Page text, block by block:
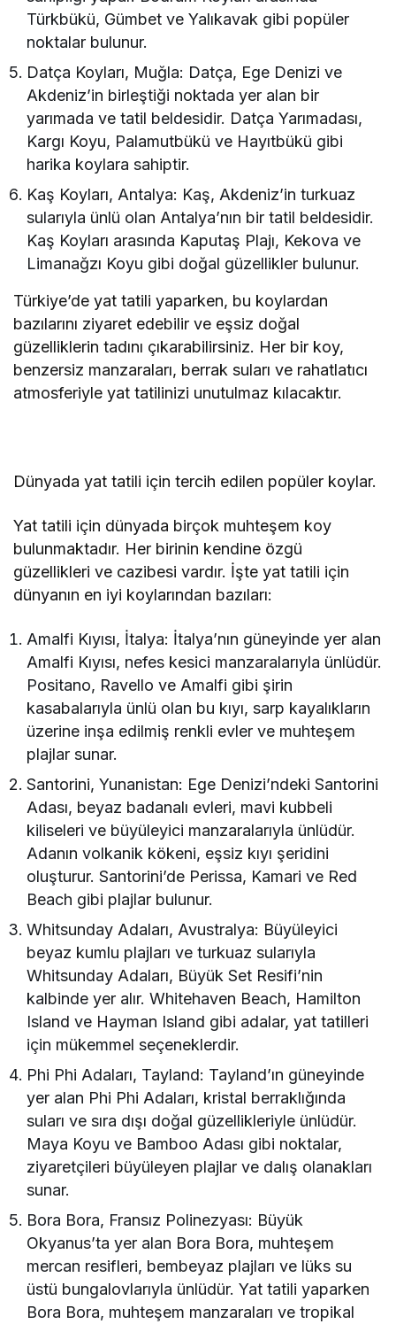
Türkbükü, Gümbet ve Yalıkavak gibi popüler
noktalar bulunur.
Datça Koyları, Muğla: Datça, Ege Denizi ve
Akdeniz’in birleştiği noktada yer alan bir
yarımada ve tatil beldesidir. Datça Yarımadası,
Kargı Koyu, Palamutbükü ve Hayıtbükü gibi
harika koylara sahiptir.
Kaş Koyları, Antalya: Kaş, Akdeniz’in turkuaz
sularıyla ünlü olan Antalya’nın bir tatil beldesidir.
Kaş Koyları arasında Kaputaş Plajı, Kekova ve
Limanağzı Koyu gibi doğal güzellikler bulunur.
Türkiye’de yat tatili yaparken, bu koylardan
bazılarını ziyaret edebilir ve eşsiz doğal
güzelliklerin tadını çıkarabilirsiniz. Her bir koy,
benzersiz manzaraları, berrak suları ve rahatlatıcı
atmosferiyle yat tatilinizi unutulmaz kılacaktır.
Dünyada yat tatili için tercih edilen popüler koylar.
Yat tatili için dünyada birçok muhteşem koy
bulunmaktadır. Her birinin kendine özgü
güzellikleri ve cazibesi vardır. İşte yat tatili için
dünyanın en iyi koylarından bazıları:
Amalfi Kıyısı, İtalya: İtalya’nın güneyinde yer alan
Amalfi Kıyısı, nefes kesici manzaralarıyla ünlüdür.
Positano, Ravello ve Amalfi gibi şirin
kasabalarıyla ünlü olan bu kıyı, sarp kayalıkların
üzerine inşa edilmiş renkli evler ve muhteşem
plajlar sunar.
Santorini, Yunanistan: Ege Denizi’ndeki Santorini
Adası, beyaz badanalı evleri, mavi kubbeli
kiliseleri ve büyüleyici manzaralarıyla ünlüdür.
Adanın volkanik kökeni, eşsiz kıyı şeridini
oluşturur. Santorini’de Perissa, Kamari ve Red
Beach gibi plajlar bulunur.
Whitsunday Adaları, Avustralya: Büyüleyici
beyaz kumlu plajları ve turkuaz sularıyla
Whitsunday Adaları, Büyük Set Resifi’nin
kalbinde yer alır. Whitehaven Beach, Hamilton
Island ve Hayman Island gibi adalar, yat tatilleri
için mükemmel seçeneklerdir.
Phi Phi Adaları, Tayland: Tayland’ın güneyinde
yer alan Phi Phi Adaları, kristal berraklığında
suları ve sıra dışı doğal güzellikleriyle ünlüdür.
Maya Koyu ve Bamboo Adası gibi noktalar,
ziyaretçileri büyüleyen plajlar ve dalış olanakları
sunar.
Bora Bora, Fransız Polinezyası: Büyük
Okyanus’ta yer alan Bora Bora, muhteşem
mercan resifleri, bembeyaz plajları ve lüks su
üstü bungalovlarıyla ünlüdür. Yat tatili yaparken
Bora Bora, muhteşem manzaraları ve tropikal